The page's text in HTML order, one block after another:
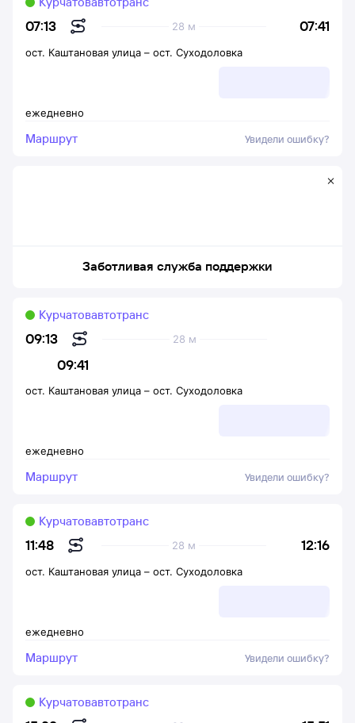
07:13 07:41
28 м
ежедневно
ост. Каштановая улица – ост. Суходоловка
Маршрут Увидели ошибку?
Заботливая служба поддержки
09:13
09:41
28 м
Курчатовавтотранс
ежедневно
ост. Каштановая улица – ост. Суходоловка
Маршрут Увидели ошибку?
11:48 12:16
28 м
Курчатовавтотранс
ежедневно
ост. Каштановая улица – ост. Суходоловка
Маршрут Увидели ошибку?
Курчатовавтотранс